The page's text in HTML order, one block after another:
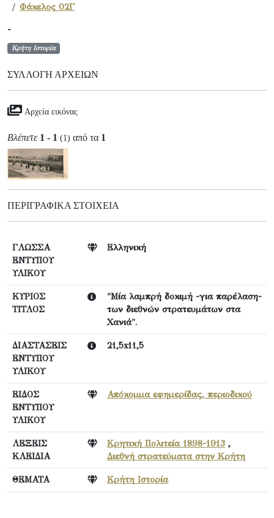
Φάκελος 02Γ
-
Κρήτη Ιστορία
ΣΥΛΛΟΓΉ ΑΡΧΕΊΩΝ
Αρχεία εικόνας
Βλέπετε 1 - 1 (1) από τα 1
ΠΕΡΙΓΡΑΦΙΚΆ ΣΤΟΙΧΕΊΑ
ΓΛΩΣΣΑ
ΕΝΤΥΠΟΥ
ΥΛΙΚΟΥ
Ελληνική
ΚΥΡΙΟΣ
ΤΙΤΛΟΣ
"Μία λαμπρή δοκιμή -για παρέλαση-
των διεθνών στρατευμάτων στα
Χανιά".
ΔΙΑΣΤΑΣΕΙΣ
ΕΝΤΥΠΟΥ
ΥΛΙΚΟΥ
21,5x11,5
ΕΙΔΟΣ
ΕΝΤΥΠΟΥ
ΥΛΙΚΟΥ
Απόκομμα εφημερίδας, περιοδικού
ΛΕΞΕΙΣ
ΚΛΕΙΔΙΑ
Κρητική Πολιτεία 1898-1913 ,
Διεθνή στρατεύματα στην Κρήτη
ΘΕΜΑΤΑ Κρήτη Ιστορία